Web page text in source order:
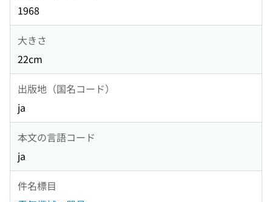
1968
大きさ
22cm
出版地（国名コード）
ja
本文の言語コード
ja
件名標目